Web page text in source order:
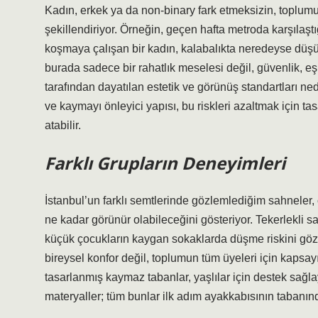
Kadın, erkek ya da non-binary fark etmeksizin,
şekillendiriyor. Örneğin, geçen hafta metroda
koşmaya çalışan bir kadın, kalabalıkta neredeyse
burada sadece bir rahatlık meselesi değil, güvenlik,
tarafından dayatılan estetik ve görünüş standartları
ve kaymayı önleyici yapısı, bu riskleri azaltmak için
atabilir.
Farklı Grupların Deneyimleri
İstanbul’un farklı semtlerinde gözlemlediğim
ne kadar görünür olabileceğini gösteriyor. Tekerlekli
küçük çocukların kaygan sokaklarda düşme riskini
bireysel konfor değil, toplumun tüm üyeleri için
tasarlanmış kaymaz tabanlar, yaşlılar için destek
materyaller; tüm bunlar ilk adım ayakkabısının